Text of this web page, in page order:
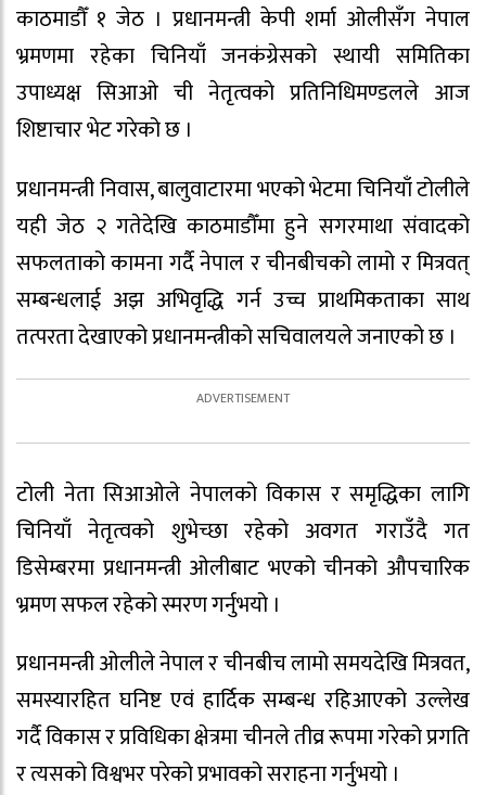
काठमाडौँ १ जेठ । प्रधानमन्त्री केपी शर्मा ओलीसँग नेपाल
भ्रमणमा रहेका चिनियाँ जनकंग्रेसको स्थायी समितिका
उपाध्यक्ष सिआओ ची नेतृत्वको प्रतिनिधिमण्डलले आज
शिष्टाचार भेट गरेको छ ।
प्रधानमन्त्री निवास, बालुवाटारमा भएको भेटमा चिनियाँ टोलीले
यही जेठ २ गतेदेखि काठमाडौँमा हुने सगरमाथा संवादको
सफलताको कामना गर्दै नेपाल र चीनबीचको लामो र मित्रवत्
सम्बन्धलाई अझ अभिवृद्धि गर्न उच्च प्राथमिकताका साथ
तत्परता देखाएको प्रधानमन्त्रीको सचिवालयले जनाएको छ ।
टोली नेता सिआओले नेपालको विकास र समृद्धिका लागि
चिनियाँ नेतृत्वको शुभेच्छा रहेको अवगत गराउँदै गत
डिसेम्बरमा प्रधानमन्त्री ओलीबाट भएको चीनको औपचारिक
भ्रमण सफल रहेको स्मरण गर्नुभयो ।
प्रधानमन्त्री ओलीले नेपाल र चीनबीच लामो समयदेखि मित्रवत,
समस्यारहित घनिष्ट एवं हार्दिक सम्बन्ध रहिआएको उल्लेख
गर्दै विकास र प्रविधिका क्षेत्रमा चीनले तीव्र रूपमा गरेको प्रगति
र त्यसको विश्वभर परेको प्रभावको सराहना गर्नुभयो ।